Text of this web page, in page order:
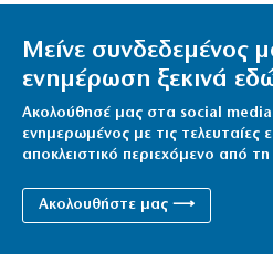
Μείνε συνδεδεμένος
ενημέρωση ξεκινά
Ακολούθησέ μας στα social media
ενημερωμένος με τις τελευταίες
αποκλειστικό περιεχόμενο από
Ακολουθήστε μας ⟶